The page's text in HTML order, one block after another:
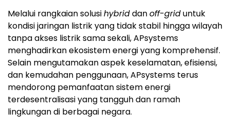
Melalui rangkaian solusihybriddanoff-griduntuk
kondisi jaringan listrik yang tidak stabil hingga wilayah
tanpa akses listrik sama sekali, APsystems
menghadirkan ekosistem energi yang komprehensif.
Selain mengutamakan aspek keselamatan, efisiensi,
dan kemudahan penggunaan, APsystems terus
mendorong pemanfaatan sistem energi
terdesentralisasi yang tangguh dan ramah
lingkungan di berbagai negara.